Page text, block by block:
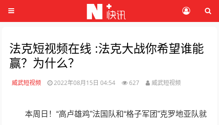
法克短视频在线 :法克大战你希望谁能
赢？为什么？
威武短视频 2022年08月15日 04:54 627 威武短视频
本周日！“高卢雄鸡”法国队和“格子军团”克罗地亚队就